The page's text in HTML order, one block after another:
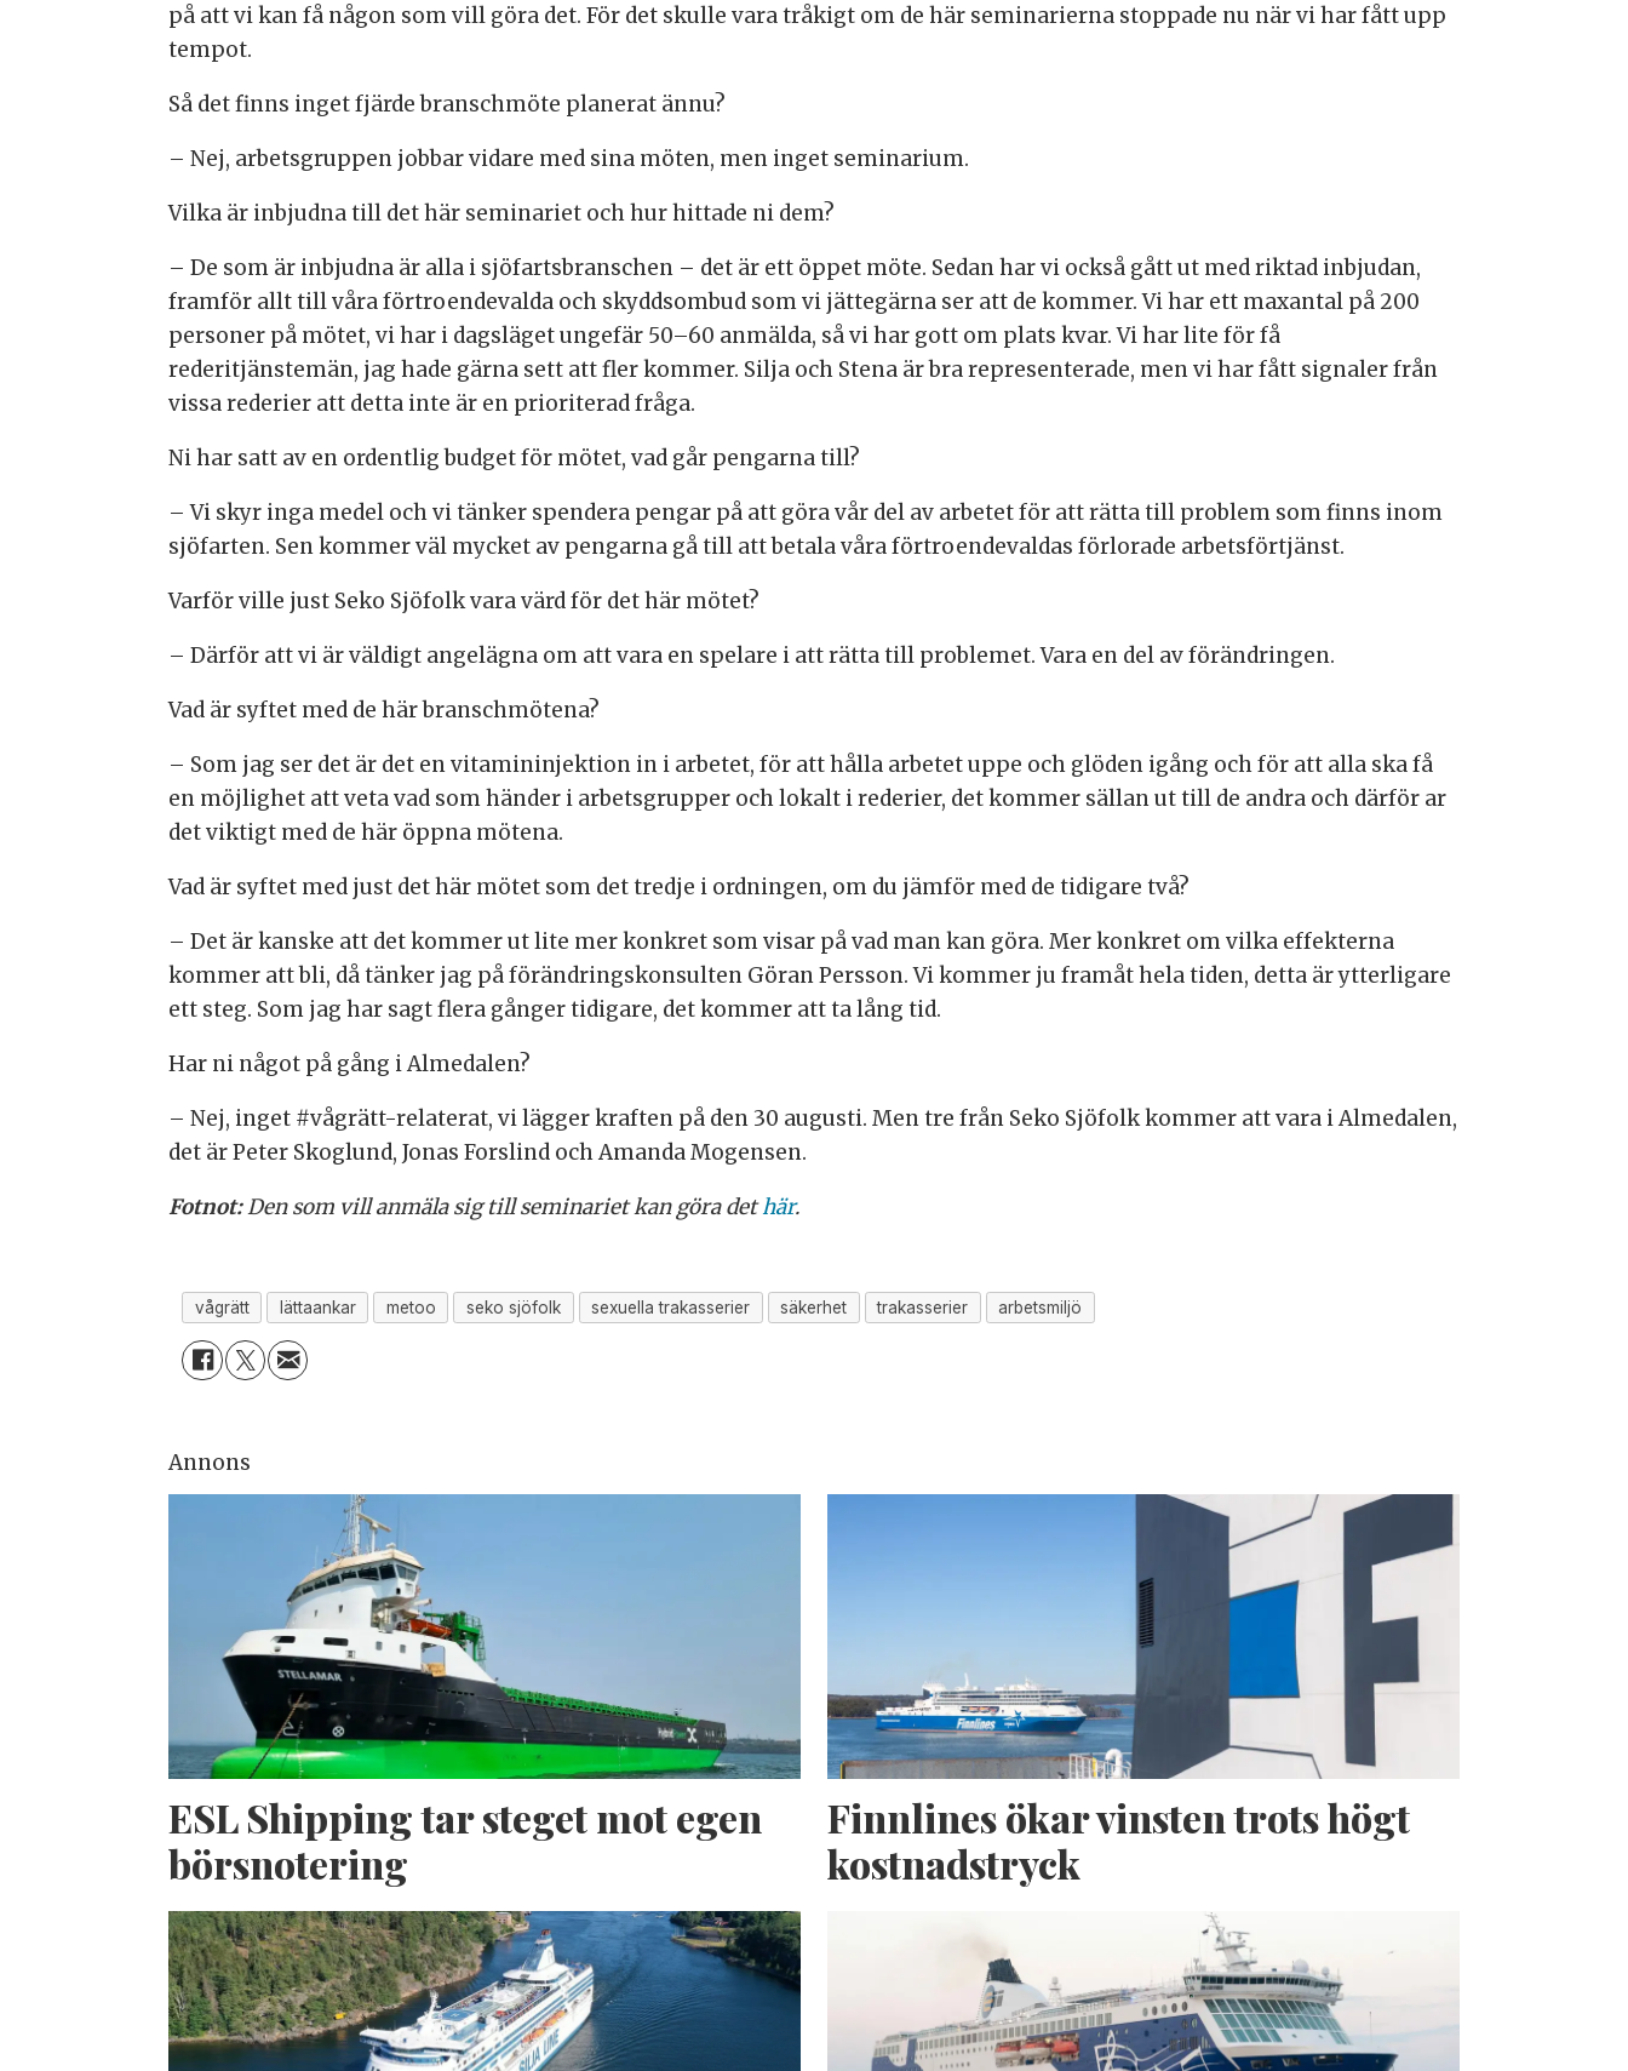
på att vi kan få någon som vill göra det. För det skulle vara tråkigt om de här seminarierna stoppade nu när vi har fått upp
tempot.
Så det finns inget fjärde branschmöte planerat ännu?
– Nej, arbetsgruppen jobbar vidare med sina möten, men inget seminarium.
Vilka är inbjudna till det här seminariet och hur hittade ni dem?
– De som är inbjudna är alla i sjöfartsbranschen – det är ett öppet möte. Sedan har vi också gått ut med riktad inbjudan,
framför allt till våra förtroendevalda och skyddsombud som vi jättegärna ser att de kommer. Vi har ett maxantal på 200
personer på mötet, vi har i dagsläget ungefär 50–60 anmälda, så vi har gott om plats kvar. Vi har lite för få
rederitjänstemän, jag hade gärna sett att fler kommer. Silja och Stena är bra representerade, men vi har fått signaler från
vissa rederier att detta inte är en prioriterad fråga.
Ni har satt av en ordentlig budget för mötet, vad går pengarna till?
– Vi skyr inga medel och vi tänker spendera pengar på att göra vår del av arbetet för att rätta till problem som finns inom
sjöfarten. Sen kommer väl mycket av pengarna gå till att betala våra förtroendevaldas förlorade arbetsförtjänst.
Varför ville just Seko Sjöfolk vara värd för det här mötet?
– Därför att vi är väldigt angelägna om att vara en spelare i att rätta till problemet. Vara en del av förändringen.
Vad är syftet med de här branschmötena?
– Som jag ser det är det en vitamininjektion in i arbetet, för att hålla arbetet uppe och glöden igång och för att alla ska få
en möjlighet att veta vad som händer i arbetsgrupper och lokalt i rederier, det kommer sällan ut till de andra och därför ar
det viktigt med de här öppna mötena.
Vad är syftet med just det här mötet som det tredje i ordningen, om du jämför med de tidigare två?
– Det är kanske att det kommer ut lite mer konkret som visar på vad man kan göra. Mer konkret om vilka effekterna
kommer att bli, då tänker jag på förändringskonsulten Göran Persson. Vi kommer ju framåt hela tiden, detta är ytterligare
ett steg. Som jag har sagt flera gånger tidigare, det kommer att ta lång tid.
Har ni något på gång i Almedalen?
– Nej, inget #vågrätt-relaterat, vi lägger kraften på den 30 augusti. Men tre från Seko Sjöfolk kommer att vara i Almedalen,
det är Peter Skoglund, Jonas Forslind och Amanda Mogensen.
Fotnot:Den som vill anmäla sig till seminariet kan göra dethär.
vågrätt lättaankar metoo seko sjöfolk sexuella trakasserier säkerhet trakasserier arbetsmiljö
Annons
ESL Shipping tar steget mot egen
börsnotering
Finnlines ökar vinsten trots högt
kostnadstryck